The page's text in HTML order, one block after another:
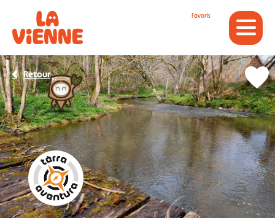
Favoris
Retour